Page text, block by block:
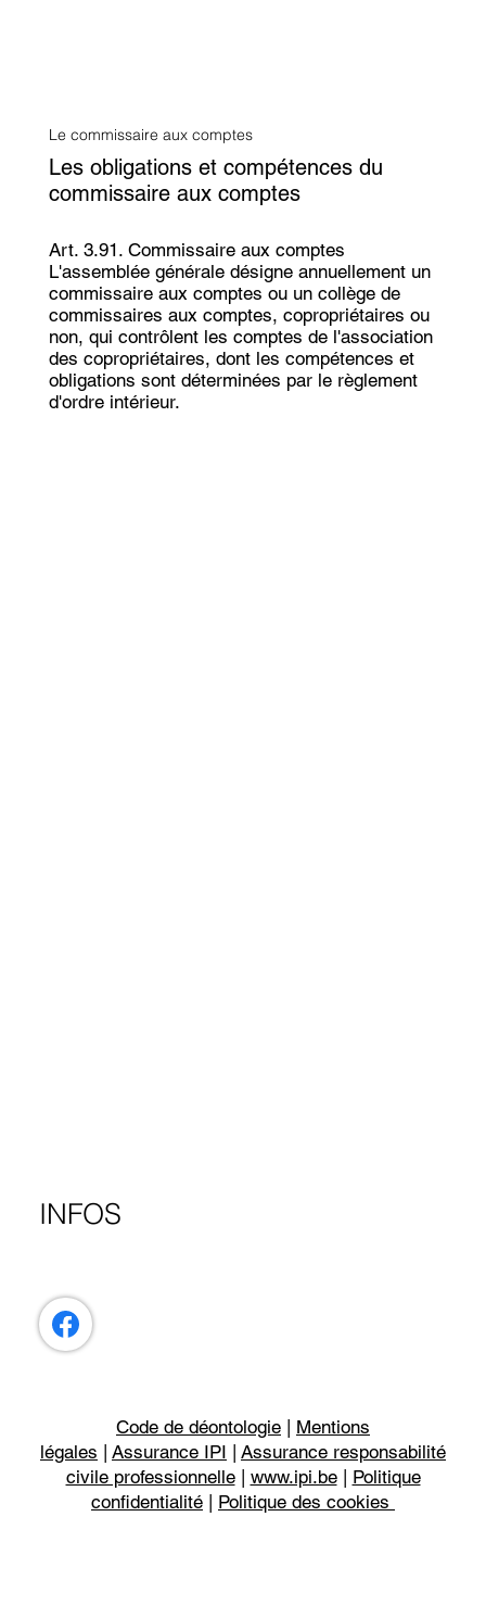
Le commissaire aux comptes
Les obligations et compétences du
commissaire aux comptes
Art. 3.91. Commissaire aux comptes
L'assemblée générale désigne annuellement un
commissaire aux comptes ou un collège de
commissaires aux comptes, copropriétaires ou
non, qui contrôlent les comptes de l'association
des copropriétaires, dont les compétences et
obligations sont déterminées par le règlement
d'ordre intérieur.
INFOS
Code de déontologie
Mentions
légales
Assurance IPI
Assurance responsabilité
civile professionnelle| www.ipi.be| Politique
confidentialité
Politique des cookies